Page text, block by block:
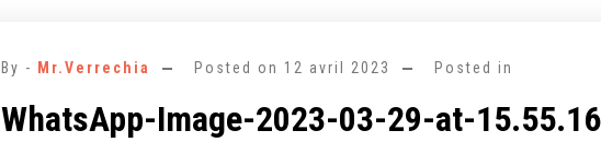
By - Mr.Verrechia Posted on 12 avril 2023 Posted in
WhatsApp-Image-2023-03-29-at-15.55.16